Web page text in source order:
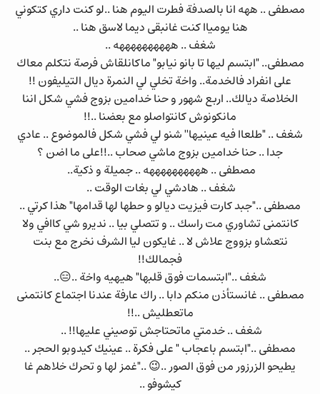
مصطفى .. ههه انا بالصدفة فطرت اليوم هنا ..لو كنت داري كتكوني
هنا يومياا كنت غانبقى ديما لاسق هنا ..
شغف .. ههههههههههه ..
مصطفى.. "ابتسم ليها تا بانو نيابو" ماكانلقاش فرصة نتكلم معاك
على انفراد فالخدمة.. واخة تخلي لي النمرة ديال التيليفون !!
الخلاصة ديالك.. اربع شهور و حنا خدامين بزوج فشي شكل اننا
مانكونوش كانتواصلو مع بعضنا ..!!
شغف .. "طلعاا فيه عينيها'' شنو لي فشي شكل فالموضوع .. عادي
جدا .. حنا خدامين بزوج ماشي صحاب ..!!على ما اضن ؟
مصطفى .. ههههههههههه .. جميلة و ذكية..
شغف .. هادشي لي بغات الوقت ..
مصطفى .."جبد كارت فيزيت ديالو و حطها لها قدامها" هذا كرتي ..
كانتمنى تشاوري مت راسك .. و تتصلي بيا .. نديرو شي كاافي ولا
نتعشاو بزووج علاش لا .. غايكون ليا الشرف نخرج مع بنت
فجمالك!!
شغف .."ابتسمات فوق قلبها" هيهيه واخة ..😑..
مصطفى .. غانستأذن منكم دابا .. راك عارفة عندنا اجتماع كانتمنى
ماتعطليش ..!!
شغف .. خدمتي ماتحتاجش توصيني عليها!! ..
مصطفى .."ابتسم باعجاب " على فكرة .. عينيك كيدوبو الحجر ..
يطيحو الزرزور من فوق الصور ..😉 .."غمز لها و تحرك خلاهم غا
كيشوفو ..